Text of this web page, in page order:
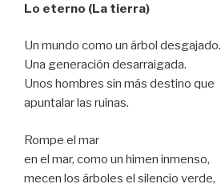
Lo eterno (La tierra)
Un mundo como un árbol desgajado.
Una generación desarraigada.
Unos hombres sin más destino que
apuntalar las ruinas.
Rompe el mar
en el mar, como un himen inmenso,
mecen los árboles el silencio verde,